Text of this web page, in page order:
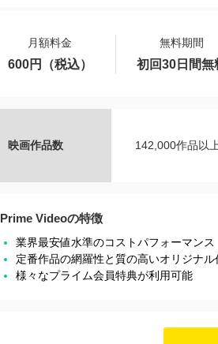
月額料金 無料期間
600円（税込） 初回30日間無
映画作品数 142,000作品以上
Prime Videoの特徴
業界最安値水準のコストパフォーマンス
定番作品の網羅性と質の高いオリジナル
様々なプライム会員特典が利用可能